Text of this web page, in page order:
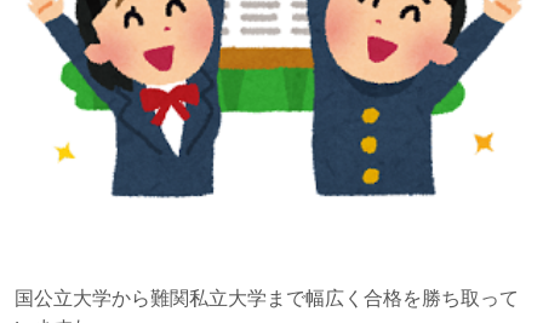
国公立大学から難関私立大学まで幅広く合格を勝ち取って